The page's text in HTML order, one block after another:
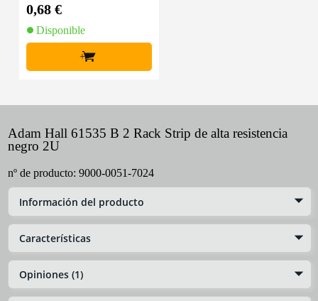
0,68 €
Disponible
+
Adam Hall 61535 B 2 Rack Strip de alta resistencia
negro 2U
nº de producto: 9000-0051-7024
Información del producto
Características
Opiniones (1)